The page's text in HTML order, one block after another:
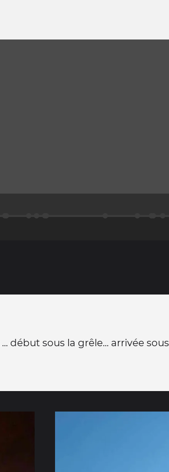
début sous la grêle... arrivée